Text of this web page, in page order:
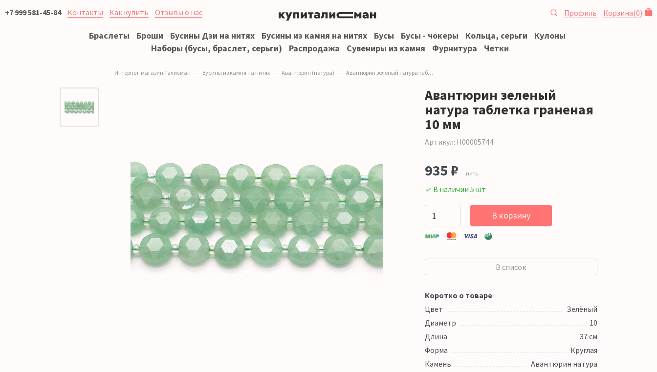
+7 999 581-45-84 Контакты Как купить Отзывы о нас Профиль Корзина(0)
Браслеты Броши Бусины Дзи на нитях Бусины из камня на нитях Бусы Бусы - чокеры Кольца, серьги
Кулоны
Наборы (бусы, браслет, серьги)
Распродажа Сувениры из камня Фурнитура Четки
Интернет-магазин Талисман Бусины из камня на нитях Авантюрин (натура) Авантюрин зеленый натура таблетка граненая 10 мм
Авантюрин зеленый
натура таблетка граненая
10 мм
Артикул: Н00005744
935 ₽ нить
✓ В наличии 5 шт
В корзину
В список
Коротко о товаре
Цвет
Зелёный
Диаметр
10
Длина
37 см
Форма
Круглая
Камень
Авантюрин натура